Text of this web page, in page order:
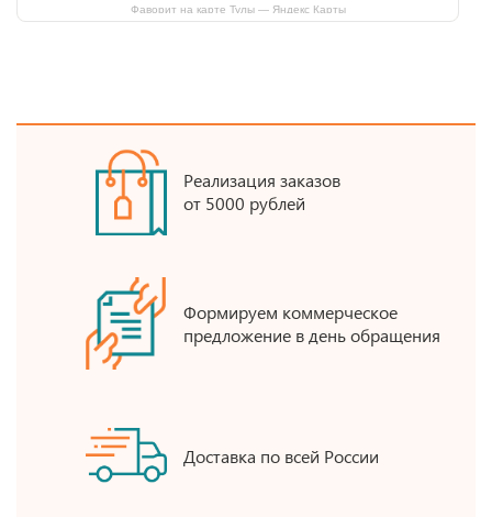
Фаворит на карте Тулы — Яндекс Карты
Реализация заказов
от 5000 рублей
Формируем коммерческое
предложение в день обращения
Доставка по всей России